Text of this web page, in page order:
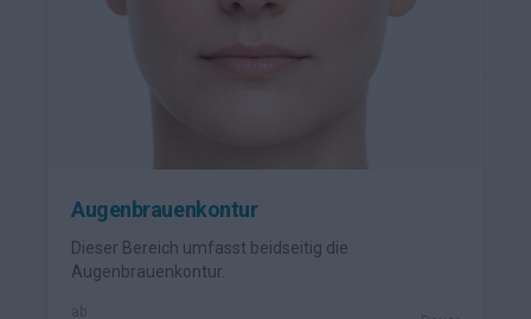
Augenbrauenkontur
Dieser Bereich umfasst beidseitig die
Augenbrauenkontur.
ab